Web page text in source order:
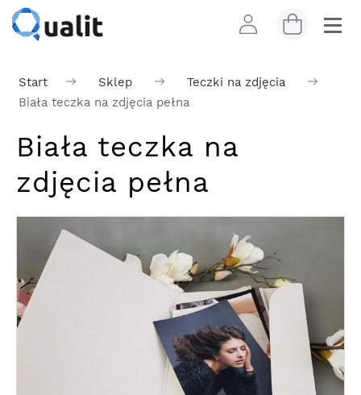
Start Sklep
Teczki na zdjęcia
Biała teczka na zdjęcia pełna
Biała teczka na
zdjęcia pełna